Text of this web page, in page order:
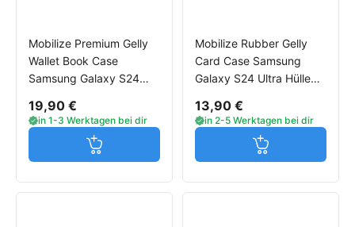
Mobilize Premium Gelly
Wallet Book Case
Samsung Galaxy S24
19,90 €
in 1-3 Werktagen bei dir
Jetzt in den Warenkorb
Mobilize Rubber Gelly
Card Case Samsung
Galaxy S24 Ultra Hülle
13,90 €
in 2-5 Werktagen bei dir
Jetzt in den